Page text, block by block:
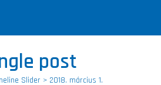
post
Slider > 2018. március 1.